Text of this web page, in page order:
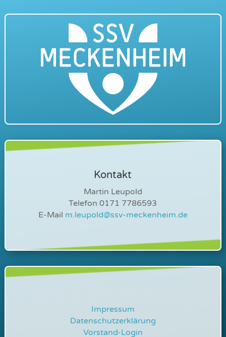
Kontakt
Martin Leupold
Telefon 0171 7786593
E-Mail m.leupold@ssv-meckenheim.de
Impressum
Datenschutzerklärung
Vorstand-Login